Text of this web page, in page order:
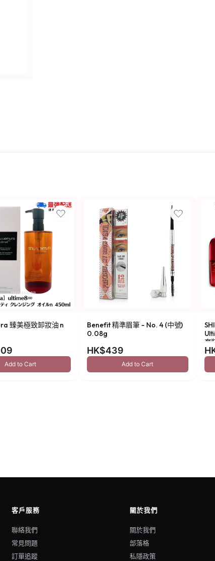
臻美極致卸妝油 n
Add to Cart
Benefit 精準眉筆 - No. 4 (中號)
0.08g
HK$439
Add to Cart
套
客戶服務
聯絡我們
常見問題
訂單追蹤
關於我們
關於我們
部落格
私隱政策